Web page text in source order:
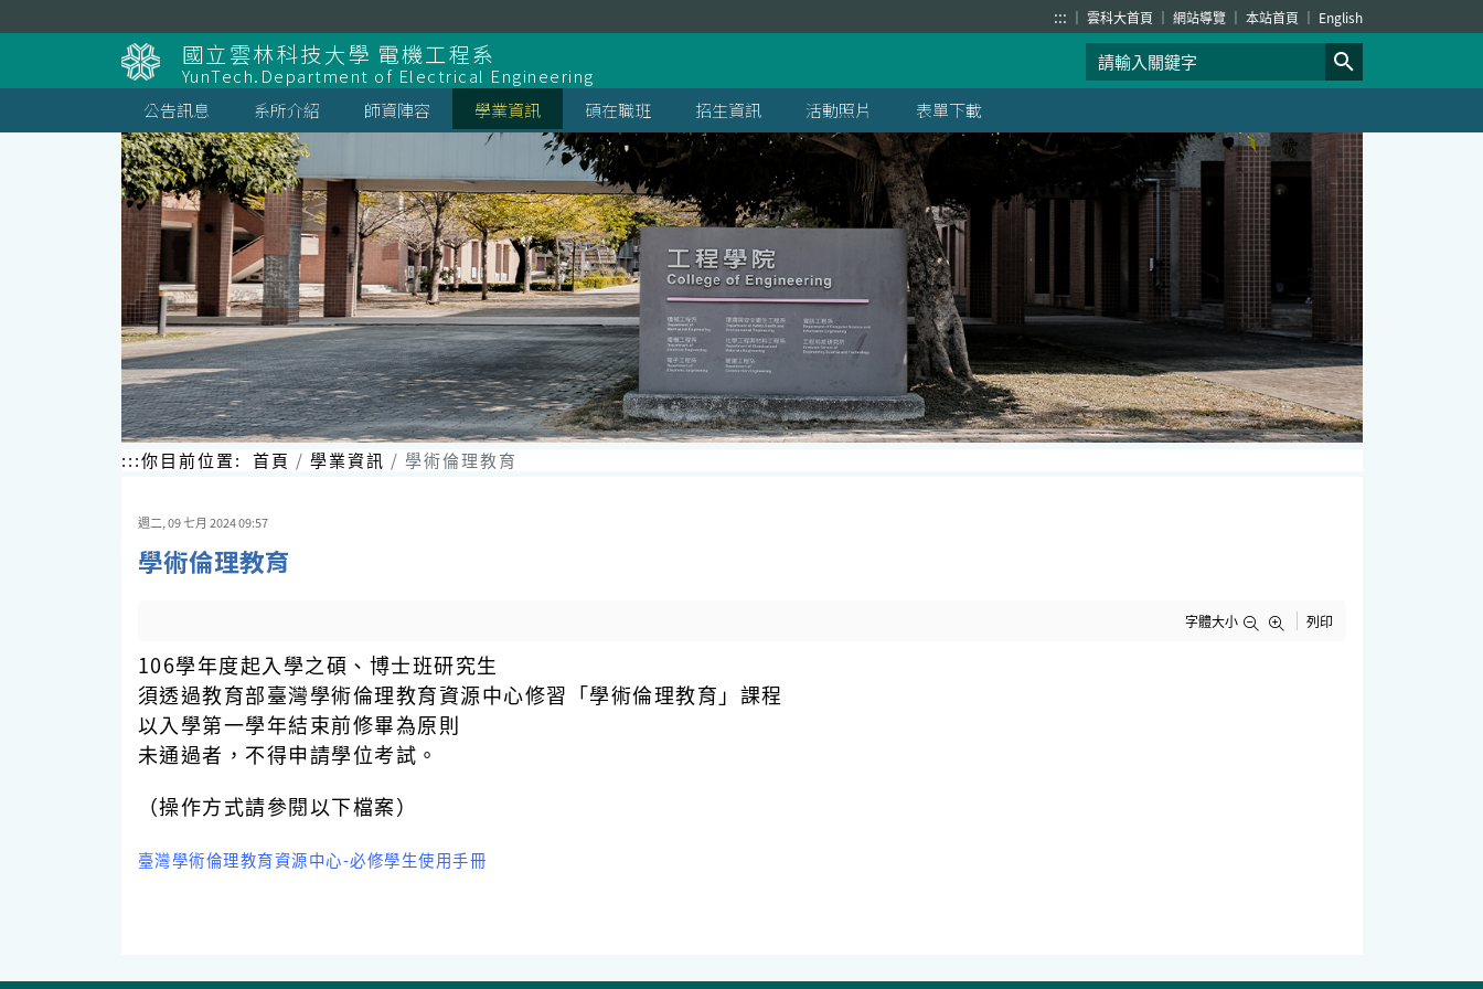
到
主
要
內
容
區
塊
::: 雲科大首頁 網站導覽 本站首頁 English
國立雲林科技大學 電機工程系
YunTech.Department of Electrical Engineering
公告訊息
系所介紹 師資陣容 學業資訊 碩在職班 招生資訊 活動照片 表單下載
:::你目前位置: 首頁 學業資訊 學術倫理教育
週二, 09 七月 2024 09:57
學術倫理教育
字體大小 列印
106學年度起入學之碩、博士班研究生
須透過教育部臺灣學術倫理教育資源中心修習「學術倫理教育」課程
以入學第一學年結束前修畢為原則
未通過者，不得申請學位考試。
（操作方式請參閱以下檔案）
臺灣學術倫理教育資源中心-必修學生使用手冊